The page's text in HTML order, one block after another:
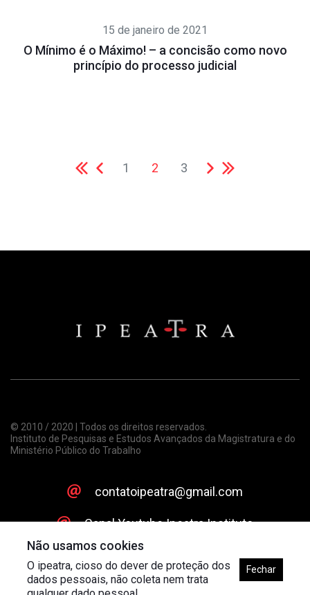
15 de janeiro de 2021
O Mínimo é o Máximo! – a concisão como novo
princípio do processo judicial
1 2 3
Não usamos cookies
O ipeatra, cioso do dever de proteção dos
dados pessoais, não coleta nem trata
Fechar
© 2010 / 2020 | Todos os direitos reservados.
Instituto de Pesquisas e Estudos Avançados da Magistratura e do
Ministério Público do Trabalho
contatoipeatra@gmail.com
Canal Youtube Ipeatra Instituto